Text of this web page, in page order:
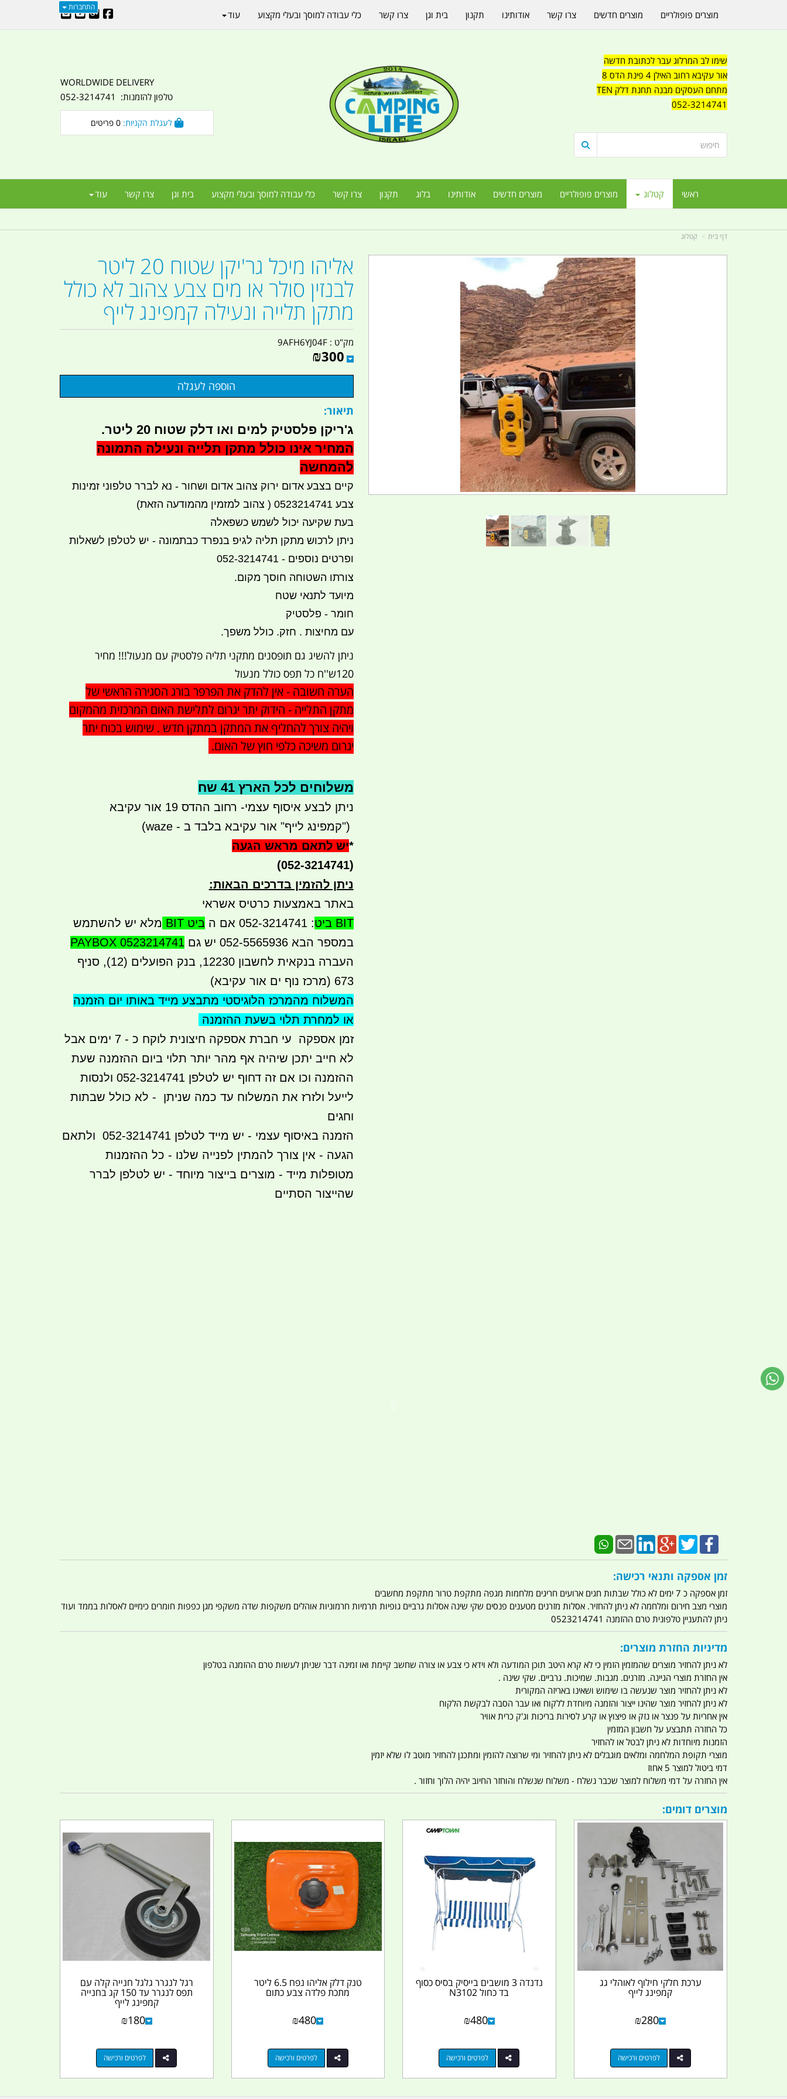
התחברות
שימו לב המרלוג עבר לכתובת חדשה
אור עקיבא רחוב האילן 4 פינת הדס 8
מתחם העסקים מבנה תחנת דלק TEN
052-3214741
WORLDWIDE DELIVERY
טלפון להזמנות: 052-3214741
0
ראשי קטלוג מוצרים פופולריים מוצרים חדשים אודותינו בלוג תקנון צרו קשר כלי עבודה למוסך ובעלי מקצוע בית וגן צרו קשר עוד
מוצרים פופולריים מוצרים חדשים צרו קשר אודותינו תקנון בית וגן צרו קשר כלי עבודה למוסך ובעלי מקצוע עוד
דף בית קטלוג
אליהו מיכל גר'יקן שטוח 20 ליטר
לבנזין סולר או מים צבע צהוב לא כולל
מתקן תלייה ונעילה קמפינג לייף
מק"ט :9AFH6YJ04F
₪300
תיאור:
ג'ריקן פלסטיק למים ואו דלק שטוח 20 ליטר.
המחיר אינו כולל מתקן תלייה ונעילה התמונה
להמחשה
קיים בצבע אדום ירוק צהוב אדום ושחור - נא לברר טלפוני זמינות
צבע 0523214741 ( צהוב למזמין מהמודעה הזאת)
בעת שקיעה יכול לשמש כשפאלה
ניתן לרכוש מתקן תליה לגיפ בנפרד כבתמונה - יש לטלפן לשאלות
ופרטים נוספים - 052-3214741
צורתו השטוחה חוסך מקום.
מיועד לתנאי שטח
חומר - פלסטיק
עם מחיצות . חזק. כולל משפך.
ניתן להשיג גם תופסנים מתקני תליה פלסטיק עם מנעול!!! מחיר
120ש''ח כל תפס כולל מנעול
הערה חשובה - אין להדק את הפרפר בורג הסגירה הראשי של
מתקן התלייה - הידוק יתר יגרום לתלישת האום המרכזית מהמקום
ויהיה צורך להחליף את המתקן במתקן חדש . שימוש בכוח יתר
יגרום משיכה כלפי חוץ של האום.
משלוחים לכל הארץ 41 שח
ניתן לבצע איסוף עצמי- רחוב ההדס 19 אור עקיבא
")קמפינג לייף" אור עקיבא בלבד ב - waze)
*יש לתאם מראש הגעה
(052-3214741)
ניתן להזמין בדרכים הבאות:
באתר באמצעות כרטיס אשראי
BIT ביט
: 052-3214741 אם ה ביט BIT
מלא יש להשתמש
במספר הבא 052-5565936 יש גם
PAYBOX 0523214741
העברה בנקאית לחשבון 12230, בנק הפועלים (12), סניף
673 (מרכז נוף ים אור עקיבא)
המשלוח מהמרכז הלוגיסטי מתבצע מייד באותו יום הזמנה
או למחרת תלוי בשעת ההזמנה
זמן אספקה עי חברת אספקה חיצונית לוקח כ - 7 ימים אבל
לא חייב יתכן שיהיה אף מהר יותר תלוי ביום ההזמנה שעת
ההזמנה וכו אם זה דחוף יש לטלפן 052-3214741 ולנסות
לייעל ולזרז את המשלוח עד כמה שניתן - לא כולל שבתות
וחגים
הזמנה באיסוף עצמי - יש מייד לטלפן 052-3214741 ולתאם
הגעה - אין צורך להמתין לפנייה שלנו - כל ההזמנות
מטופלות מייד - מוצרים בייצור מיוחד - יש לטלפן לברר
שהייצור הסתיים
זמן אספקה ותנאי רכישה:
זמן אספקה כ 7 ימים לא כולל שבתות חגים ארועים חריגים מלחמות מגפה מתקפת טרור מתקפת מחשבים
מוצרי מצב חירום ומלחמה לא ניתן להחזיר. אסלות מזרנים מטענים פנסים שקי שינה אסלות גרביים גופיות תרמיות חרמוניות אוהלים משקפות שדה משקפי מגן כפפות חומרים כימיים לאסלות בממד ועוד
ניתן להתעניין טלפונית טרם ההזמנה 0523214741
מדיניות החזרת מוצרים:
לא ניתן להחזיר מוצרים שהמזמין הזמין כי לא קרא היטב תוכן המודעה ולא וידא כי צבע או צורה שחשב קיימת ואו זמינה דבר שניתן לעשות טרם ההזמנה בטלפון
אין החזרת מוצרי הגיינה. מזרנים. מגבות. שמיכות. גרביים. שקי שינה .
לא ניתן להחזיר מוצר שנעשה בו שימוש ושאינו באריזה המקורית
לא ניתן להחזיר מוצר שהינו ייצור והזמנה מיוחדת ללקוח ואו עבר הסבה לבקשת הלקוח
אין אחריות על פנצר או נזק או פיצוץ או קרע לסירות בריכות וג'ק כרית אוויר
כל החזרה תתבצע על חשבון המזמין
הזמנות מיוחדות לא ניתן לבטל או להחזיר
מוצרי תקופת המלחמה ומלאים מוגבלים לא ניתן להחזיר ומי שרוצה להזמין ומתכנן להחזיר מוטב לו שלא יזמין
דמי ביטול למוצר 5 אחוז
אין החזרה על דמי משלוח למוצר שכבר נשלח - משלוח שנשלח והוחזר החיוב יהיה הלוך וחזור .
מוצרים דומים:
ערכת חלקי חילוף לאוהלי גג
קמפינג לייף
₪280
לפרטים ורכישה
נדנדה 3 מושבים בייסיק בסיס כסוף
בד כחול N3102
₪480
לפרטים ורכישה
טנק דלק אליהו נפח 6.5 ליטר
מתכת פלדה צבע כתום
₪480
לפרטים ורכישה
רגל לנגרר גלגל חנייה קלה עם
תפס לנגרר עד 150 קג בחנייה
קמפינג לייף
₪180
לפרטים ורכישה